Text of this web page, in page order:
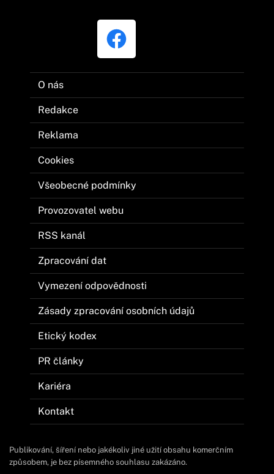
O nás
Redakce
Reklama
Cookies
Všeobecné podmínky
Provozovatel webu
RSS kanál
Zpracování dat
Vymezení odpovědnosti
Zásady zpracování osobních údajů
Etický kodex
PR články
Kariéra
Kontakt
Publikování, šíření nebo jakékoliv jiné užití obsahu komerčním
způsobem, je bez písemného souhlasu zakázáno.